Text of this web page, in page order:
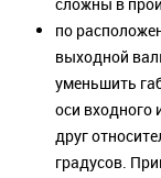
по
выходной
уменьшить
оси входного
друг
градусов.